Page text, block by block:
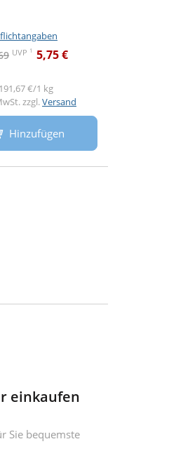
UVP 1 5,75 €
191,67 €/1 kg
zzgl.Versand
Hinzufügen
einkaufen
Sie bequemste